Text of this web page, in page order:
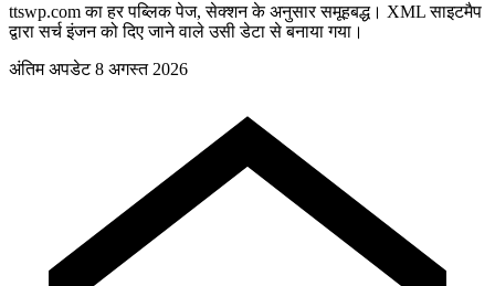
ttswp.com का हर पब्लिक पेज, सेक्शन के अनुसार समूहबद्ध। XML साइटमैप
द्वारा सर्च इंजन को दिए जाने वाले उसी डेटा से बनाया गया।
अंतिम अपडेट8 अगस्त 2026